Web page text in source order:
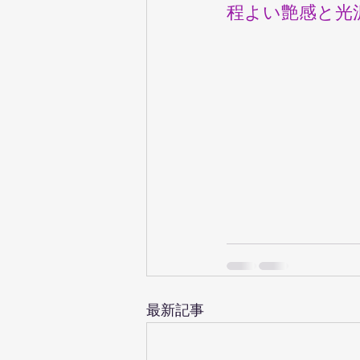
程よい艶感と光
最新記事